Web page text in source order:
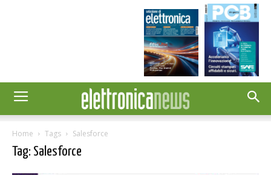
Home Tags Salesforce
Tag: Salesforce